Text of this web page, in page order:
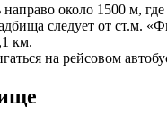
около 1500 м, где
следует от ст.м.
км.
на рейсовом